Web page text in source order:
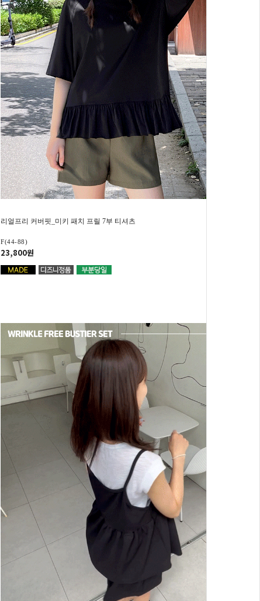
리얼프리 커버핏_미키 패치 프릴 7부 티셔츠
F(44-88)
23,800원